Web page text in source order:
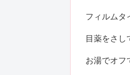
フィルムタ
目薬をさし
お湯でオフ